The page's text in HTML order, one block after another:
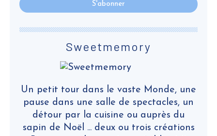
Sweetmemory
Un petit tour dans le vaste Monde, une
pause dans une salle de spectacles, un
détour par la cuisine ou auprès du
sapin de Noël ... deux ou trois créations